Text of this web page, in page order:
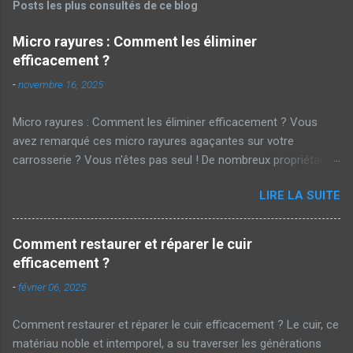
Posts les plus consultés de ce blog
Micro rayures : Comment les éliminer
efficacement ?
-novembre 16, 2025
Micro rayures : Comment les éliminer efficacement ? Vous
avez remarqué ces micro rayures agaçantes sur votre
carrosserie ? Vous n'êtes pas seul ! De nombreux propriétaires
embêtantes . Mais alors, comment les éliminer efficacement ?
Cet article vous dévoile les secrets d'un polissage réussi.
Qu'est-ce qu'une micro rayure ? Les micro rayures sont de
petites égratignures superficielles qui apparaissent souvent sur
courantes telles que le lavage manuel avec un chiffon rugueux
Bien que discrètes, elles ternissent l'éclat de votre voiture.
Impact sur l'esthétique et la valeur Pour beaucoup, ces micro
LIRE LA SUITE
Comment restaurer et réparer le cuir
efficacement ?
- février 06, 2025
Comment restaurer et réparer le cuir efficacement ? Le cuir, ce
matériau noble et intemporel, a su traverser les générations